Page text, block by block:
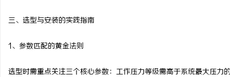
三、选型与安装的实践指南
1、参数匹配的黄金法则
选型时需重点关注三个核心参数：工作压力等级需高于系统最大压